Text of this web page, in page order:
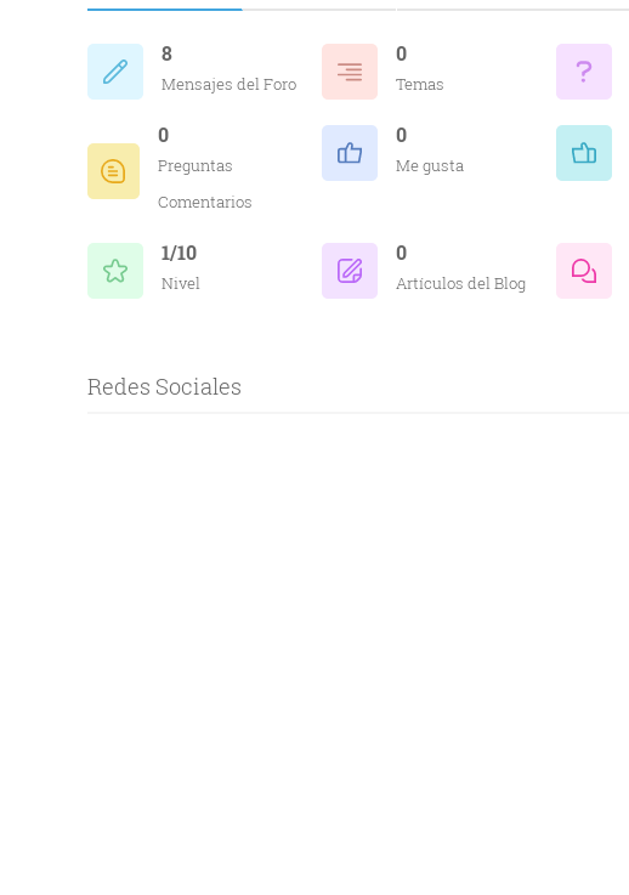
8
Mensajes del Foro
0
Temas
0
Preguntas
Comentarios
0
Me gusta
1/10
Nivel
0
Artículos del Blog
Redes Sociales